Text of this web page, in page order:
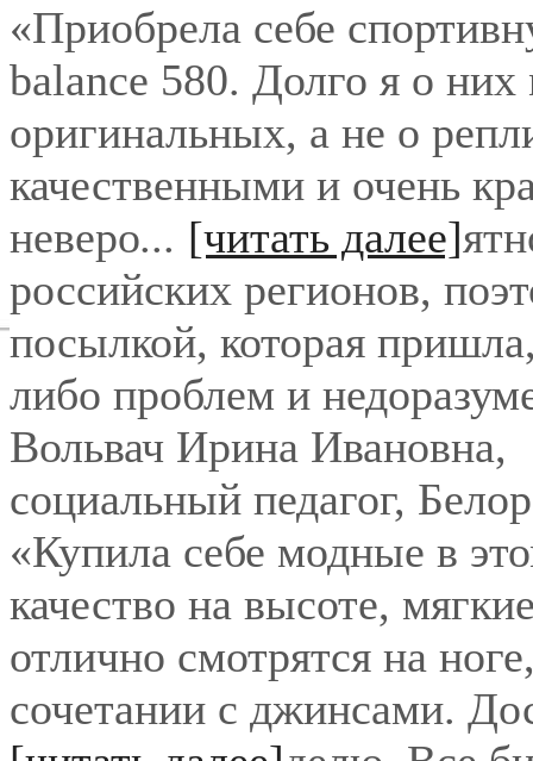
«Приобрела себе
balance 580. Долго я о
оригинальных, а не о
качественными и очень
неверо... [читать далее]
российских регионов,
посылкой, которая
либо проблем и
Вольвач Ирина Ивановна,
социальный педагог,
«Купила себе модные в
качество на высоте,
отлично смотрятся на
сочетании с джинсами.